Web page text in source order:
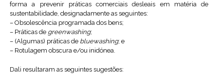
forma a prevenir práticas comerciais desleais em matéria de
sustentabilidade, designadamente as seguintes:
– Obsolescência programada dos bens;
– Práticas de greenwashing;
– (Algumas) práticas de bluewashing; e
– Rotulagem obscura e/ou inidónea.
Dali resultaram as seguintes sugestões: